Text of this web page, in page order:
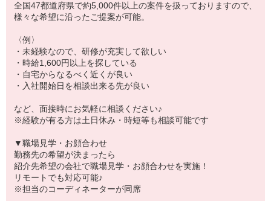
全国47都道府県で約5,000件以上の案件を扱っておりますので、
様々な希望に沿ったご提案が可能。
〈例〉
・未経験なので、研修が充実して欲しい
・時給1,600円以上を探している
・自宅からなるべく近くが良い
・入社開始日を相談出来る先が良い
など、面接時にお気軽に相談ください♪
※経験が有る方は土日休み・時短等も相談可能です
▼職場見学・お顔合わせ
勤務先の希望が決まったら
紹介先希望の会社で職場見学・お顔合わせを実施！
リモートでも対応可能♪
※担当のコーディネーターが同席